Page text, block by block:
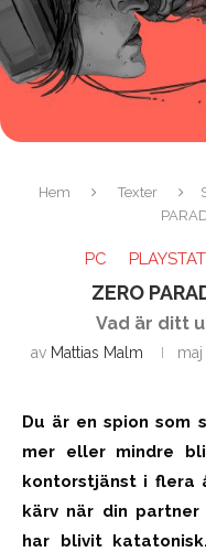
Hem Texter
PC
ZERO
Vad är ditt
av Mattias Malm
Du är en spion
mer eller mindre
kontorstjänst i flera
kärv när din
har blivit